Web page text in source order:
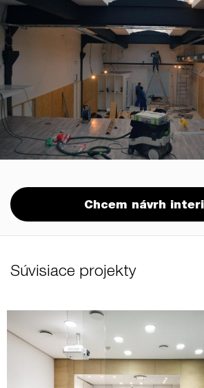
Chcem návrh
Súvisiace projekty